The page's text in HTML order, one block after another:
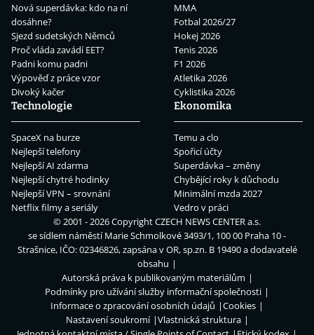
Nová superdávka: kdo na ní
dosáhne?
Sjezd sudetských Němců
Proč vláda zavádí EET?
Padni komu padni
Výpověď z práce vzor
Divoký kačer
MMA
Fotbal 2026/27
Hokej 2026
Tenis 2026
F1 2026
Atletika 2026
Cyklistika 2026
Technologie
SpaceX na burze
Nejlepší telefony
Nejlepší AI zdarma
Nejlepší chytré hodinky
Nejlepší VPN – srovnání
Netflix filmy a seriály
Ekonomika
Temu a clo
Spořicí účty
Superdávka – změny
Chybějící roky k důchodu
Minimální mzda 2027
Vedro v práci
© 2001 - 2026 CopyrightCZECH NEWS CENTER a.s.
se sídlem náměstí Marie Schmolkové 3493/1, 100 00 Praha 10 -
Strašnice, IČO: 02346826, zapsána v OR, sp.zn. B 19490 a dodavatelé
obsahu
Autorská práva k publikovaným materiálům
Podmínky pro užívání služby informační společnosti
Informace o zpracování osobních údajů
Cookies
Nastavení soukromí
Vlastnická struktura